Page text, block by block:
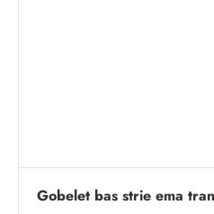
Gobelet bas strie ema